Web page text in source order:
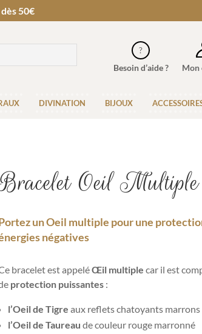
50€
Besoin d’aide ? Mon
DIVINATION BIJOUX
Oeil Multiple
un Oeil multiple pour une
négatives
bracelet est appeléŒil multiple car il est
protection puissantes :
l’Oeil de Tigre aux reflets chatoyants marrons
l’Oeil de Taureau de couleur rouge marronné